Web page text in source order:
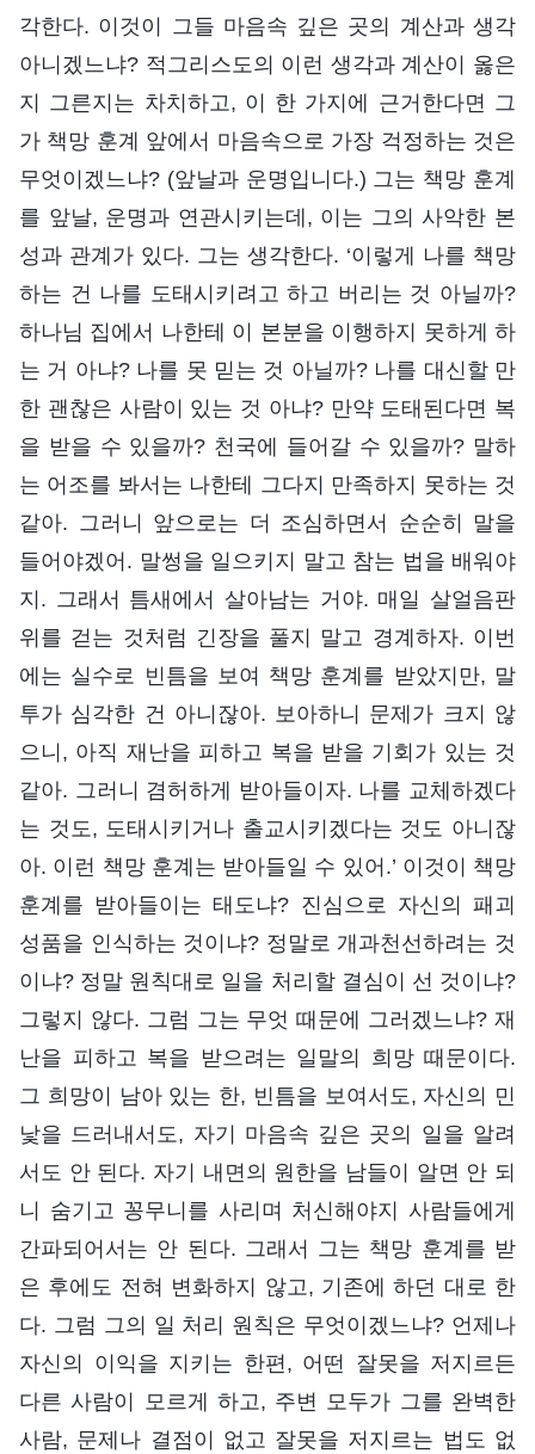
각한다. 이것이 그들 마음속 깊은 곳의 계산과 생각
아니겠느냐? 적그리스도의 이런 생각과 계산이 옳은
지 그른지는 차치하고, 이 한 가지에 근거한다면 그
가 책망 훈계 앞에서 마음속으로 가장 걱정하는 것은
무엇이겠느냐? (앞날과 운명입니다.) 그는 책망 훈계
를 앞날, 운명과 연관시키는데, 이는 그의 사악한 본
성과 관계가 있다. 그는 생각한다. ‘이렇게 나를 책망
하는 건 나를 도태시키려고 하고 버리는 것 아닐까?
하나님 집에서 나한테 이 본분을 이행하지 못하게 하
는 거 아냐? 나를 못 믿는 것 아닐까? 나를 대신할 만
한 괜찮은 사람이 있는 것 아냐? 만약 도태된다면 복
을 받을 수 있을까? 천국에 들어갈 수 있을까? 말하
는 어조를 봐서는 나한테 그다지 만족하지 못하는 것
같아. 그러니 앞으로는 더 조심하면서 순순히 말을
들어야겠어. 말썽을 일으키지 말고 참는 법을 배워야
지. 그래서 틈새에서 살아남는 거야. 매일 살얼음판
위를 걷는 것처럼 긴장을 풀지 말고 경계하자. 이번
에는 실수로 빈틈을 보여 책망 훈계를 받았지만, 말
투가 심각한 건 아니잖아. 보아하니 문제가 크지 않
으니, 아직 재난을 피하고 복을 받을 기회가 있는 것
같아. 그러니 겸허하게 받아들이자. 나를 교체하겠다
는 것도, 도태시키거나 출교시키겠다는 것도 아니잖
아. 이런 책망 훈계는 받아들일 수 있어.’ 이것이 책망
훈계를 받아들이는 태도냐? 진심으로 자신의 패괴
성품을 인식하는 것이냐? 정말로 개과천선하려는 것
이냐? 정말 원칙대로 일을 처리할 결심이 선 것이냐?
그렇지 않다. 그럼 그는 무엇 때문에 그러겠느냐? 재
난을 피하고 복을 받으려는 일말의 희망 때문이다.
그 희망이 남아 있는 한, 빈틈을 보여서도, 자신의 민
낯을 드러내서도, 자기 마음속 깊은 곳의 일을 알려
서도 안 된다. 자기 내면의 원한을 남들이 알면 안 되
니 숨기고 꽁무니를 사리며 처신해야지 사람들에게
간파되어서는 안 된다. 그래서 그는 책망 훈계를 받
은 후에도 전혀 변화하지 않고, 기존에 하던 대로 한
다. 그럼 그의 일 처리 원칙은 무엇이겠느냐? 언제나
자신의 이익을 지키는 한편, 어떤 잘못을 저지르든
다른 사람이 모르게 하고, 주변 모두가 그를 완벽한
사람, 문제나 결점이 없고 잘못을 저지르는 법도 없